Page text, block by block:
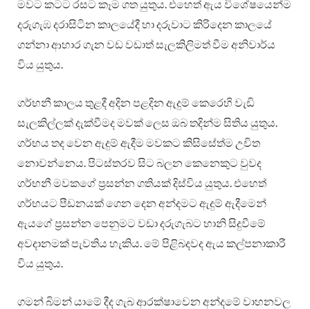
මවට කටට රසට කෑම ගත යුතුය. එහෙත් ඇය විශේෂයෙන්ම
දරුගැඹ දරාසිටින කාලයේදී හා දරුවාට කිරිදෙන කාලයේ
ගන්නා ආහාර ගැන වඩ වඩාත් සැලකිලිමත් වීම අනිවාර්ය
විය යුතුය.
ගර්භනී කාලය තුළදී අදින පළදින ඇදුම් කෙරෙහි වැඩි
සැලකිල්ලක් දැක්වීමද මවක් ලෙස ඔබ තදින්ම සිතිය යුතුය.
ගර්භය තද වෙන ඇදුම් ඇදීම මවකට කිසිසේත්ම උචිත
නොවන්නෙය. පිටස්තරව සිට බලන කෙනෙකුට වුවද
ගර්භනී මවකගේ ප්‍රසන්න ගතියක් දිස්විය යුතුය. එහෙත්
ගර්භයට පීඩනයක් ගෙන දෙන අන්දමට ඇදුම් ඇදීමෙන්
ඇයගේ ප්‍රසන්න පෙනුමට වඩා දරුගැබට හානි සිදුවීමේ
අවදානමක් පැවතිය හැකිය. මේ පිළිබදවද ඇය කල්පනාකාරී
විය යුතුය.
ගමන් බිමන් යාමේ දීද ගැබ ආරක්ෂාවෙන අන්දමේ වාහනවල